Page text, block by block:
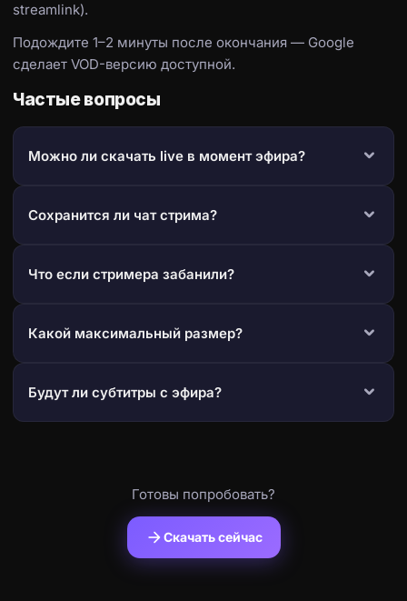
streamlink).
Подождите 1–2 минуты после окончания — Google
сделает VOD-версию доступной.
Частые вопросы
Можно ли скачать live в момент эфира?
Сохранится ли чат стрима?
Что если стримера забанили?
Какой максимальный размер?
Будут ли субтитры с эфира?
Готовы попробовать?
arrow_forward Скачать сейчас